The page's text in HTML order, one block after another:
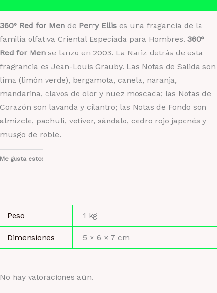
360° Red for Men de Perry Ellis es una fragancia de la
familia olfativa Oriental Especiada para Hombres. 360°
Red for Men se lanzó en 2003. La Nariz detrás de esta
fragrancia es Jean-Louis Grauby. Las Notas de Salida son
lima (limón verde), bergamota, canela, naranja,
mandarina, clavos de olor y nuez moscada; las Notas de
Corazón son lavanda y cilantro; las Notas de Fondo son
almizcle, pachulí, vetiver, sándalo, cedro rojo japonés y
musgo de roble.
Me gusta esto:
Peso 1 kg
Dimensiones 5 × 6 × 7 cm
No hay valoraciones aún.